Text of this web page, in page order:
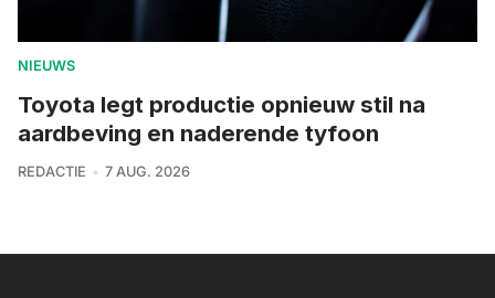
NIEUWS
Toyota legt productie opnieuw stil na
aardbeving en naderende tyfoon
REDACTIE 7 AUG. 2026